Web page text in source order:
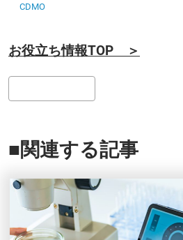
CDMO
お役立ち情報TOP ＞
■関連する記事